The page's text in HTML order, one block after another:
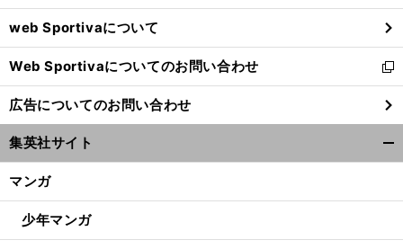
ウ
で
開
く
web Sportivaについて
Web Sportivaについてのお問い合わせ
新
し
い
ウ
ィ
ン
ウ
開
広告についてのお問い合わせ
集英社サイト
マンガ
少年マンガ